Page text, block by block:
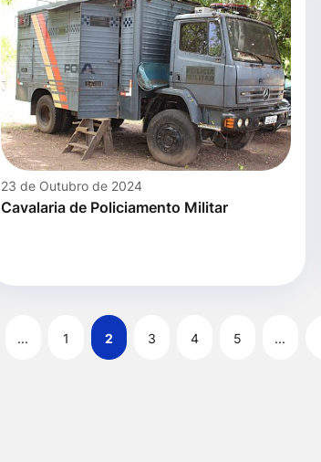
23 de Outubro de 2024
Cavalaria de Policiamento Militar
... 1 2 3 4 5 ...